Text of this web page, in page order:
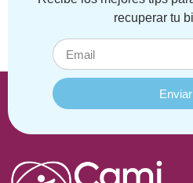
recuperar tu
Enviar